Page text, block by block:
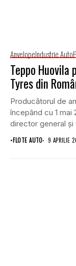
AnvelopeIndustrie Auto
Teppo Huovila
Tyres din
Producătorul de
începând cu 1 mai
director general
•FLOTE AUTO 9 APRILIE